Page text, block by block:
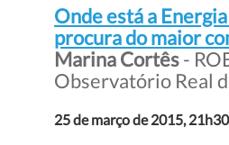
Onde está a
procura do maior
Marina Cortês-
Observatório Real
25 de março de 2015, 21h30